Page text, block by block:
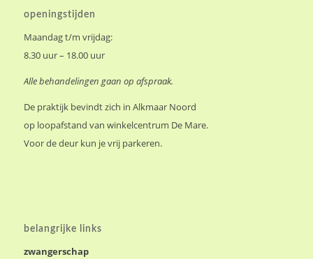
openingstijden
Maandag t/m vrijdag:
8.30 uur – 18.00 uur
Alle behandelingen gaan op afspraak.
De praktijk bevindt zich in Alkmaar Noord
op loopafstand van winkelcentrum De Mare.
Voor de deur kun je vrij parkeren.
belangrijke links
zwangerschap